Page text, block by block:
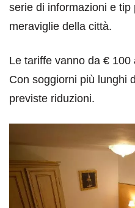
serie di informazioni e tip
meraviglie della città.
Le tariffe vanno da € 100
Con soggiorni più lunghi
previste riduzioni.